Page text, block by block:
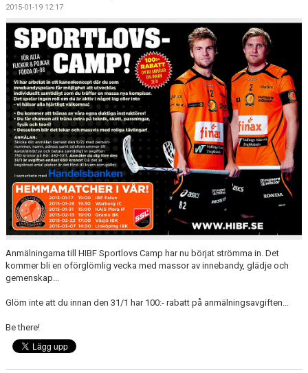
MEDLEMSKAP
OM FÖRENINGEN
KONTAKT
2015-01-19 12:17
Anmälningarna till HIBF Sportlovs Camp har nu börjat strömma in. Det
kommer bli en oförglömlig vecka med massor av innebandy, glädje och
gemenskap...
Glöm inte att du innan den 31/1 har 100:- rabatt på anmälningsavgiften...
Be there!